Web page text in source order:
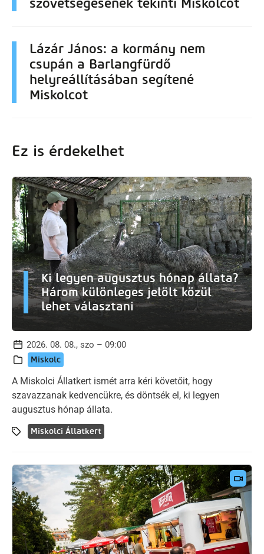
Lázár János: a kormány nem
csupán a Barlangfürdő
helyreállításában segítené
Miskolcot
Ez is érdekelhet
Ki legyen augusztus hónap állata?
Három különleges jelölt közül
lehet választani
2026. 08. 08., szo – 09:00
Miskolc
A Miskolci Állatkert ismét arra kéri követőit, hogy
szavazzanak kedvencükre, és döntsék el, ki legyen
augusztus hónap állata.
Miskolci Állatkert